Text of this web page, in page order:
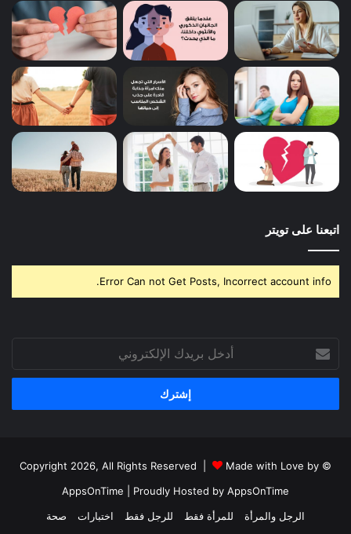
اتبعنا على تويتر
Error Can not Get Posts, Incorrect account info.
بريدك
الإلكتروني
© Copyright 2026, All Rights Reserved |
Made with Love by
AppsOnTime | Proudly Hosted by AppsOnTime
الرجل والمرأة
للمرأة فقط للرجل فقط اختبارات صحة